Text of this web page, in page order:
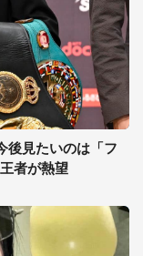
後見たいのは「フ
者が熱望